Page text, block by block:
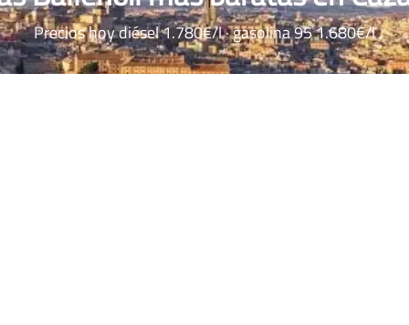
Precios hoy diésel 1.780€/l · gasolina 95 1.680€/l